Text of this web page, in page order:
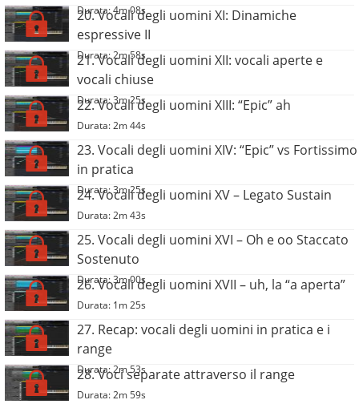
Durata: 4m 08s
20. Vocali degli uomini XI: Dinamiche
espressive II
Durata: 2m 58s
21. Vocali degli uomini XII: vocali aperte e
vocali chiuse
Durata: 3m 25s
22. Vocali degli uomini XIII: “Epic” ah
Durata: 2m 44s
23. Vocali degli uomini XIV: “Epic” vs Fortissimo
in pratica
Durata: 3m 25s
24. Vocali degli uomini XV – Legato Sustain
Durata: 2m 43s
25. Vocali degli uomini XVI – Oh e oo Staccato
Sostenuto
Durata: 3m 00s
26. Vocali degli uomini XVII – uh, la “a aperta”
Durata: 1m 25s
27. Recap: vocali degli uomini in pratica e i
range
Durata: 2m 53s
28. Voci separate attraverso il range
Durata: 2m 59s